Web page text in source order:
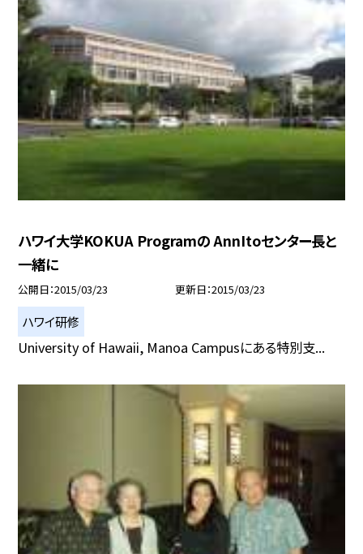
ハワイ大学KOKUA Programの AnnItoセンター長と
一緒に
公開日 2015/03/23 更新日 2015/03/23
ハワイ研修
University of Hawaii, Manoa Campusにある特別支...